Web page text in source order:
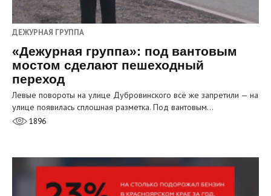
ДЕЖУРНАЯ ГРУППА
«Дежурная группа»: под вантовым
мостом сделают пешеходный
переход
Левые повороты на улице Дубровинского всё же запретили — на
улице появилась сплошная разметка. Под вантовым…
1896